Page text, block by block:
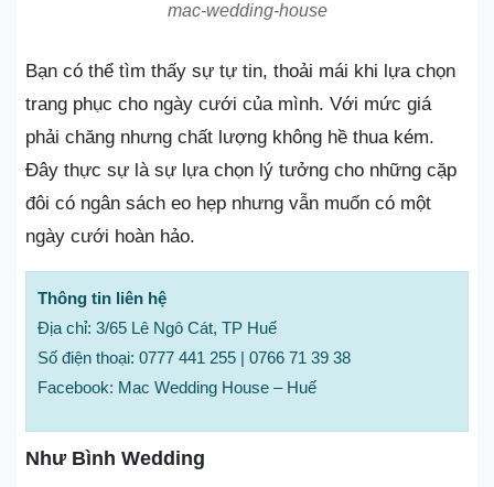
mac-wedding-house
Bạn có thể tìm thấy sự tự tin, thoải mái khi lựa chọn
trang phục cho ngày cưới của mình. Với mức giá
phải chăng nhưng chất lượng không hề thua kém.
Đây thực sự là sự lựa chọn lý tưởng cho những cặp
đôi có ngân sách eo hẹp nhưng vẫn muốn có một
ngày cưới hoàn hảo.
Thông tin liên hệ
Địa chỉ: 3/65 Lê Ngô Cát, TP Huế
Số điện thoại: 0777 441 255 | 0766 71 39 38
Facebook: Mac Wedding House – Huế
Như Bình Wedding